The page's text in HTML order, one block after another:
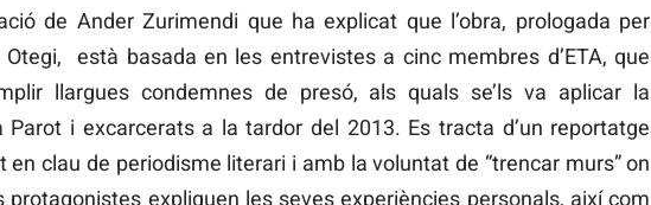
de Ander Zurimendi que ha explicat que l’obra, prologada per
Otegi, està basada en les entrevistes a cinc membres d’ETA, que
llargues condemnes de presó, als quals se’ls va aplicar la
Parot i excarcerats a la tardor del 2013. Es tracta d’un reportatge
en clau de periodisme literari i amb la voluntat de “trencar murs” on
protagonistes expliquen les seves experiències personals, així com